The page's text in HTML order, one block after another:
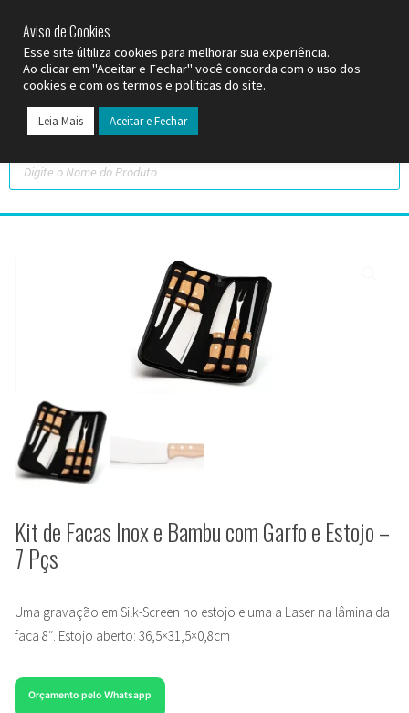
Kit de Facas Inox e Bambu com Garfo e Estojo –
7 Pçs
Uma gravação em Silk-Screen no estojo e uma a Laser na lâmina da
faca 8″. Estojo aberto: 36,5×31,5×0,8cm
Orçamento pelo Whatsapp
Aviso de Cookies
Esse site últiliza cookies para melhorar sua experiência.
Ao clicar em "Aceitar e Fechar" você concorda com o uso dos
cookies e com os termos e políticas do site.
Leia Mais Aceitar e Fechar